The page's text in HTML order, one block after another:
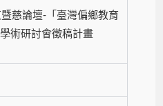
慈論壇-「臺灣偏鄉教育
術研討會徵稿計畫